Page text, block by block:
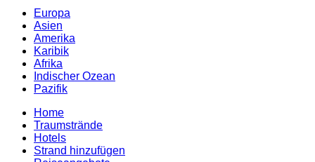
Europa
Asien
Amerika
Karibik
Afrika
Indischer Ozean
Pazifik
Home
Traumstrände
Hotels
Strand hinzufügen